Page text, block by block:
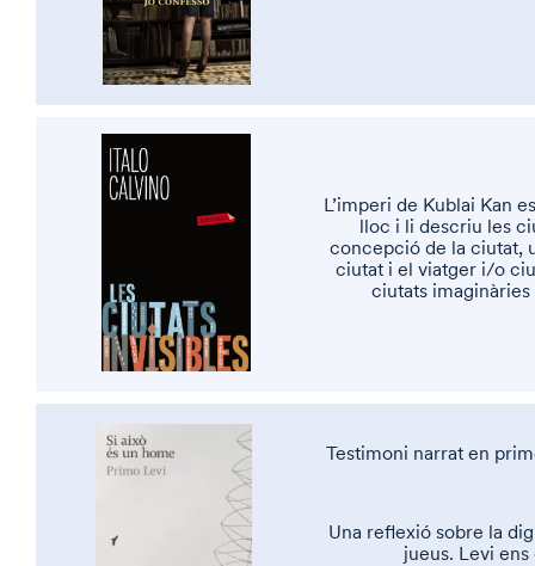
L’imperi de Kublai Kan
lloc i li descriu les
concepció de la ciutat,
ciutat i el viatger i/o
ciutats
Testimoni narrat en
Una reflexió sobre la
jueus. Levi